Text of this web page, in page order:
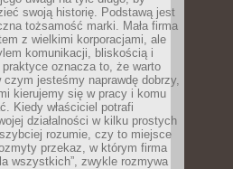
swoją historię. Podstawą jest
tożsamość marki. Mała firma
z wielkimi korporacjami, ale
komunikacji, bliskością i
oznacza to, że warto
czym jesteśmy naprawdę dobrzy,
kierujemy się w pracy i komu
Kiedy właściciel potrafi
działalności w kilku prostych
rozumie, czy to miejsce
przekaz, w którym firma
wszystkich”, zwykle rozmywa